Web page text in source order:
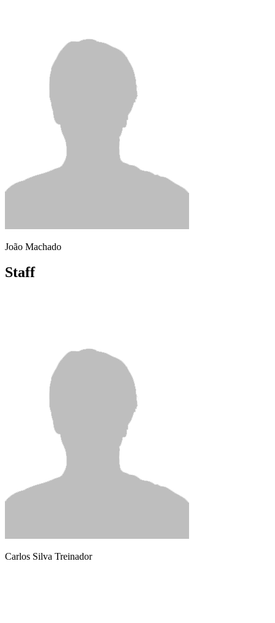
João Machado
Staff
Carlos Silva Treinador